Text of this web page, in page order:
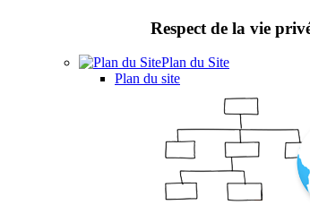
Respect de la vie
Plan du Site
Plan du site